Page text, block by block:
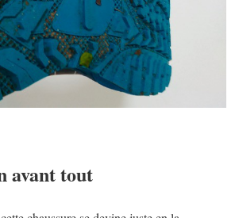
avant tout